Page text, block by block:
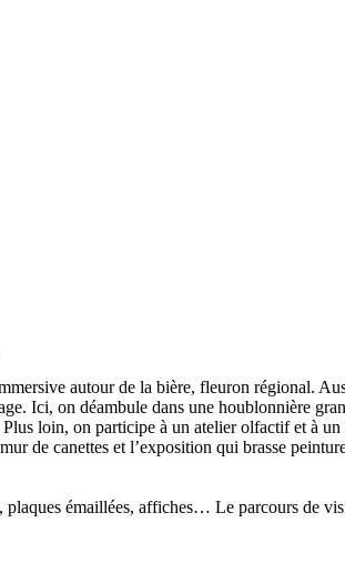
autour de la bière, fleuron régional.
Ici, on déambule dans une houblonnière
loin, on participe à un atelier olfactif et à
de canettes et l’exposition qui brasse
émaillées, affiches… Le parcours de